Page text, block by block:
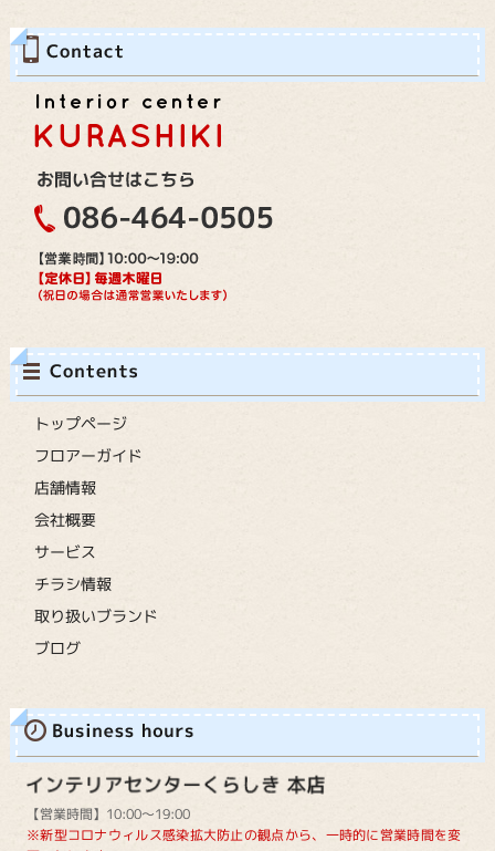
トップページ
フロアーガイド
店舗情報
会社概要
サービス
チラシ情報
取り扱いブランド
ブログ
【営業時間】10:00～19:00
※新型コロナウィルス感染拡大防止の観点から、一時的に営業時間を変